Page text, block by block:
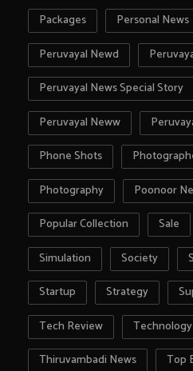
Packages
Personal News
Peruvayal Newd
Peruvayal News Special Story
Peruvayal Neww
Phone Shots
Photography
Poonoor
Popular Collection
Sale
Simulation
Society
Startup
Strategy
Tech Review
Technology
Thiruvambadi News
Top